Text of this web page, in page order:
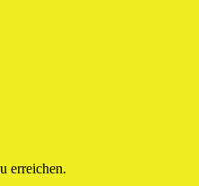
erreichen.